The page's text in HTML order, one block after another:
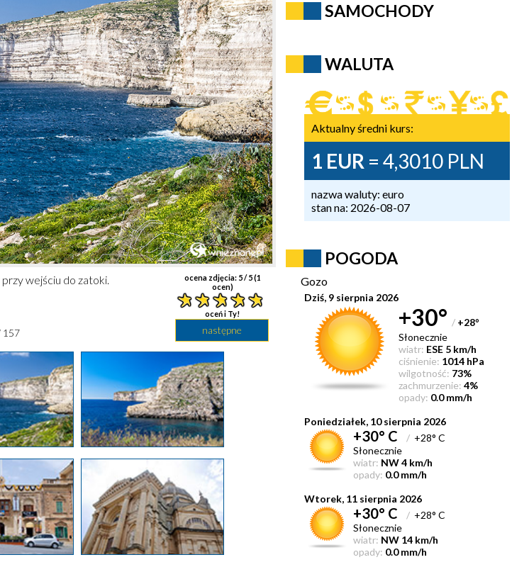
ocena zdjęcia: 5/ 5 (1
ocen)
oceń i Ty!
wejściu do zatoki.
następne
157
SAMOCHODY
WALUTA
Aktualny średni kurs:
1 EUR = 4,3010 PLN
nazwa waluty: euro
stan na: 2026-08-07
POGODA
Gozo
Dziś, 9 sierpnia 2026
+30° / +28°
Słonecznie
wiatr: ESE 5 km/h
ciśnienie: 1014 hPa
wilgotność: 73%
zachmurzenie: 4%
opady: 0.0 mm/h
Poniedziałek, 10 sierpnia 2026
+30° C / +28° C
Słonecznie
wiatr: NW 4 km/h
opady: 0.0 mm/h
Wtorek, 11 sierpnia 2026
+30° C / +28° C
Słonecznie
wiatr: NW 14 km/h
opady: 0.0 mm/h